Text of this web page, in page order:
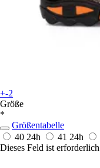
+-2
Größe
*
Größentabelle
40 24h 41 24h
Dieses Feld ist erforderlich